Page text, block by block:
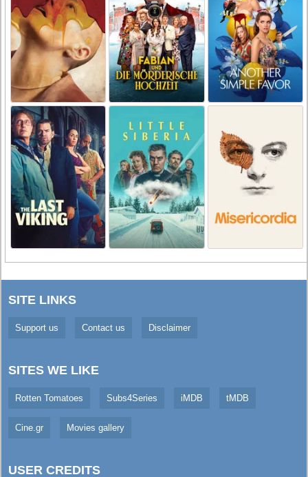
SITE LINKS
Support us Contact us Disclaimer
SITES WE LIKE
Rotten Tomatoes Subs4Series iMDB tMDB
Cine.gr Movies gallery
USER CREDITS